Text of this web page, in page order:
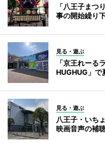
「八王子ま
事の開始繰り
見る・遊ぶ
「京王れーる
HUGHUG」で
見る・遊ぶ
八王子・いち
映画音声の補